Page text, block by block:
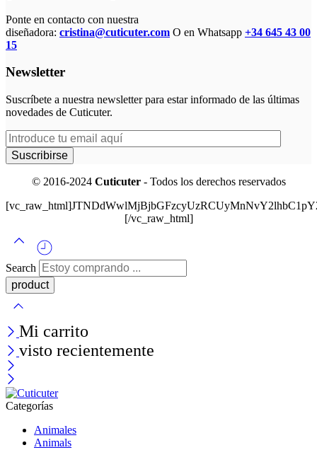
Ponte en contacto con nuestra
diseñadora: cristina@cuticuter.com O en Whatsapp +34 645 43 00
15
Newsletter
Suscríbete a nuestra newsletter para estar informado de las últimas
novedades de Cuticuter.
© 2016-2024 Cuticuter- Todos los derechos reservados
[/vc_raw_html]
Search
Mi carrito
visto recientemente
Categorías
Animales
Animals